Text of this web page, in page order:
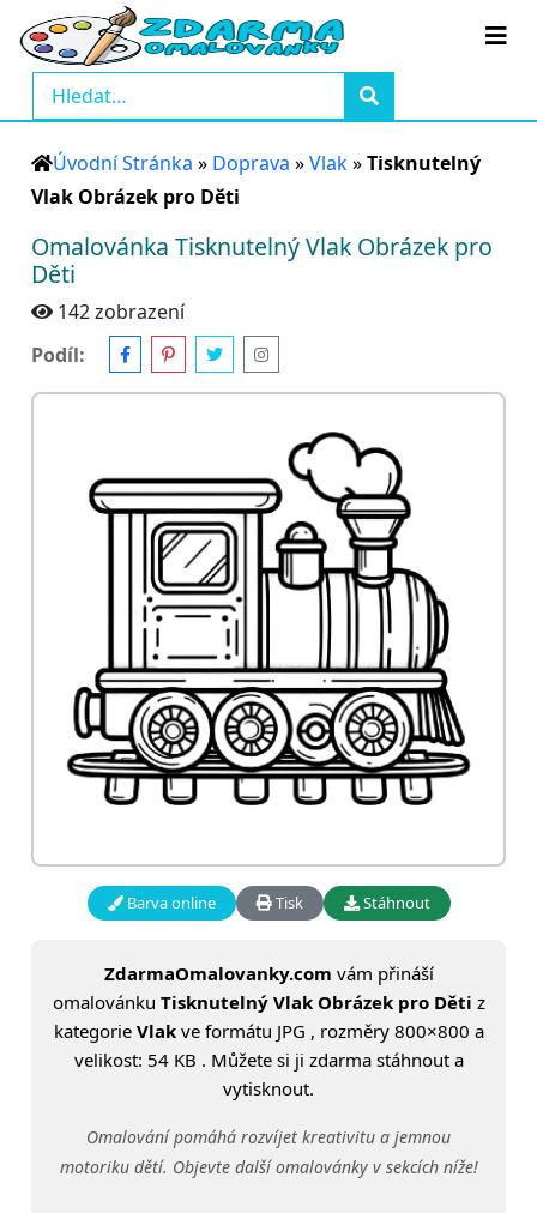
Úvodní Stránka » Doprava »Vlak»Tisknutelný
Vlak Obrázek pro Děti
Omalovánka Tisknutelný Vlak Obrázek pro
Děti
142 zobrazení
Podíl:
Barva online Tisk Stáhnout
ZdarmaOmalovanky.com vám přináší
omalovánku Tisknutelný Vlak Obrázek pro Děti z
kategorie Vlakve formátu JPG , rozměry 800×800 a
velikost: 54 KB . Můžete si ji zdarma stáhnout a
vytisknout.
Omalování pomáhá rozvíjet kreativitu a jemnou
motoriku dětí. Objevte další omalovánky v sekcích níže!